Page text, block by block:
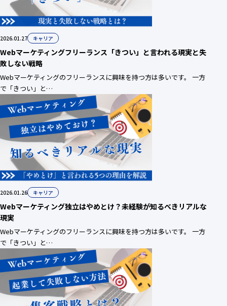
2026.01.27 キャリア
Webマーケティングフリーランス「きつい」と言われる現実と失
敗しない戦略
Webマーケティングのフリーランスに興味を持つ方は多いです。 一方
で「きつい」と…
2026.01.26 キャリア
Webマーケティング独立はやめとけ？未経験が知るべきリアルな
現実
Webマーケティングのフリーランスに興味を持つ方は多いです。 一方
で「きつい」と…